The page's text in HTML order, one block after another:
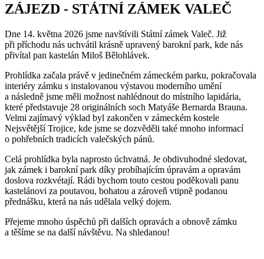
ZÁJEZD - STÁTNÍ ZÁMEK VALEČ
Dne 14. května 2026 jsme navštívili Státní zámek Valeč. Již
při příchodu nás uchvátil krásně upravený barokní park, kde nás
přivítal pan kastelán Miloš Bělohlávek.
Prohlídka začala právě v jedinečném zámeckém parku, pokračovala
interiéry zámku s instalovanou výstavou moderního umění
a následně jsme měli možnost nahlédnout do místního lapidária,
které představuje 28 originálních soch Matyáše Bernarda Brauna.
Velmi zajímavý výklad byl zakončen v zámeckém kostele
Nejsvětější Trojice, kde jsme se dozvěděli také mnoho informací
o pohřebních tradicích valečských pánů.
Celá prohlídka byla naprosto úchvatná. Je obdivuhodné sledovat,
jak zámek i barokní park díky probíhajícím úpravám a opravám
doslova rozkvétají. Rádi bychom touto cestou poděkovali panu
kastelánovi za poutavou, bohatou a zároveň vtipně podanou
přednášku, která na nás udělala velký dojem.
Přejeme mnoho úspěchů při dalších opravách a obnově zámku
a těšíme se na další návštěvu. Na shledanou!